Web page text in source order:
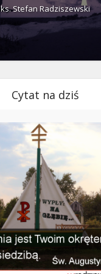
ks. Stefan Radziszewski
Cytat na dziś